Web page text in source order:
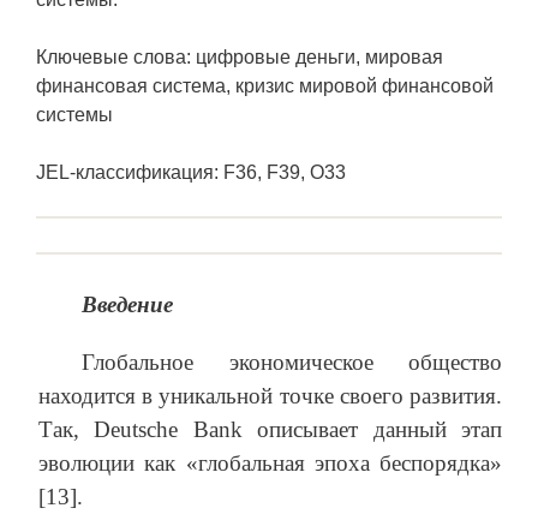
Ключевые слова: цифровые деньги, мировая
финансовая система, кризис мировой финансовой
системы
JEL-классификация: F36, F39, O33
Введение
Глобальное экономическое общество
находится в уникальной точке своего развития.
Так, Deutsche Bank описывает данный этап
эволюции как «глобальная эпоха беспорядка»
[13].